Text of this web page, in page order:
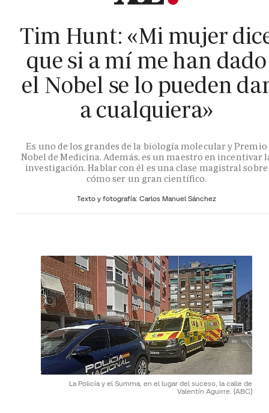
Tim Hunt: «Mi mujer
que si a mí me han dado
el Nobel se lo pueden
a cualquiera»
Es uno de los grandes de la biología molecular y Premio
Nobel de Medicina. Además, es un maestro en incentivar
investigación. Hablar con él es una clase magistral sobre
cómo ser un gran científico.
Texto y fotografía: Carlos Manuel Sánchez
La Policía y el Summa, en el lugar del suceso, la calle de
Valentín Aguirre. (ABC)